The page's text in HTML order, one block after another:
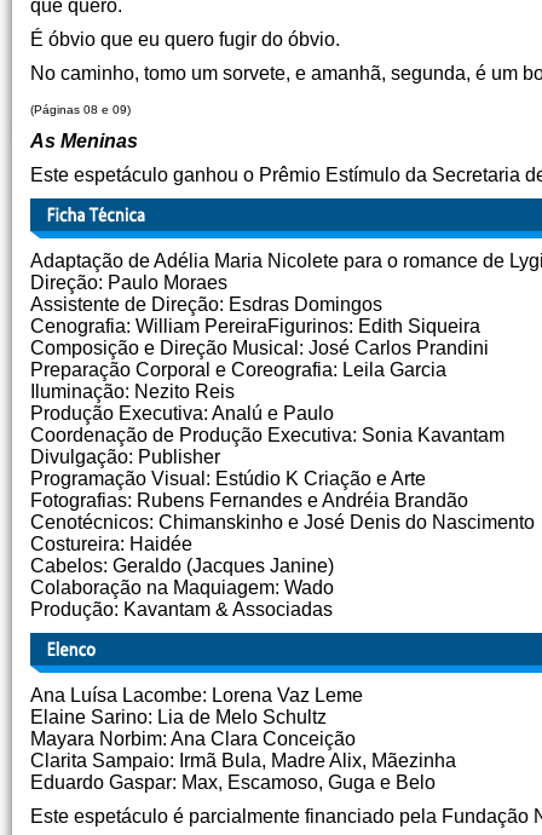
que quero.
É óbvio que eu quero fugir do óbvio.
No caminho, tomo um sorvete, e amanhã, segunda, é um
(Páginas 08 e 09)
As Meninas
Este espetáculo ganhou o Prêmio Estímulo da Secretaria
Adaptação de Adélia Maria Nicolete para o romance de
Direção: Paulo Moraes
Assistente de Direção: Esdras Domingos
Cenografia: William PereiraFigurinos: Edith Siqueira
Composição e Direção Musical: José Carlos Prandini
Preparação Corporal e Coreografia: Leila Garcia
Iluminação: Nezito Reis
Produção Executiva: Analú e Paulo
Coordenação de Produção Executiva: Sonia Kavantam
Divulgação: Publisher
Programação Visual: Estúdio K Criação e Arte
Fotografias: Rubens Fernandes e Andréia Brandão
Cenotécnicos: Chimanskinho e José Denis do Nascimento
Costureira: Haidée
Cabelos: Geraldo (Jacques Janine)
Colaboração na Maquiagem: Wado
Produção: Kavantam & Associadas
Ana Luísa Lacombe: Lorena Vaz Leme
Elaine Sarino: Lia de Melo Schultz
Mayara Norbim: Ana Clara Conceição
Clarita Sampaio: Irmã Bula, Madre Alix, Mãezinha
Eduardo Gaspar: Max, Escamoso, Guga e Belo
Este espetáculo é parcialmente financiado pela